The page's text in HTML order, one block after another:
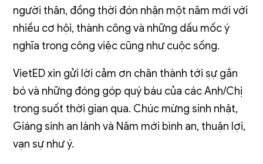
người thân, đồng thời đón nhận một năm mới với
nhiều cơ hội, thành công và những dấu mốc ý
nghĩa trong công việc cũng như cuộc sống.
VietED xin gửi lời cảm ơn chân thành tới sự gắn
bó và những đóng góp quý báu của các Anh/Chị
trong suốt thời gian qua. Chúc mừng sinh nhật,
Giáng sinh an lành và Năm mới bình an, thuận lợi,
vạn sự như ý.